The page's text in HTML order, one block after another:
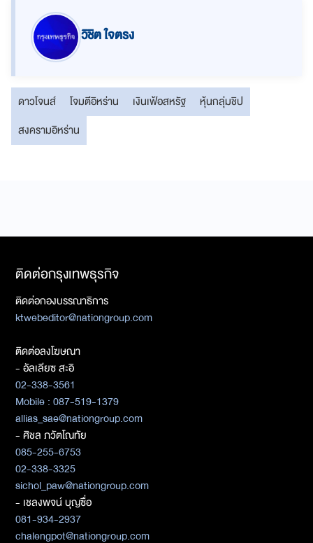
วิชิต ใจตรง
ดาวโจนส์ โจมตีอิหร่าน เงินเฟ้อสหรัฐ
หุ้นกลุ่มชิป
สงครามอิหร่าน
ติดต่อกรุงเทพธุรกิจ
ติดต่อกองบรรณาธิการ
ktwebeditor@nationgroup.com
ติดต่อลงโฆษณา
- อัลเลียซ สะอิ
02-338-3561
Mobile : 087-519-1379
allias_sae@nationgroup.com
- ศิชล ภวัตโณทัย
085-255-6753
02-338-3325
sichol_paw@nationgroup.com
- เชลงพจน์ บุญซื่อ
081-934-2937
chalengpot@nationgroup.com